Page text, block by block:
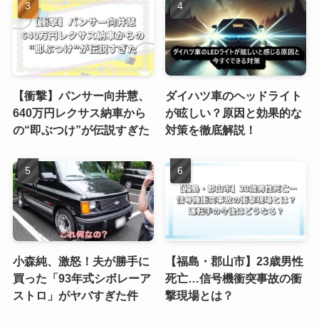
【衝撃】パンサー向井慧、
640万円レクサス納車から
の“即ぶつけ”が伝説すぎた
ダイハツ車のヘッドライト
が眩しい？原因と効果的な
対策を徹底解説！
小森純、激怒！夫が勝手に
買った「93年式シボレーア
ストロ」がヤバすぎた件
【福島・郡山市】23歳男性
死亡…信号機衝突事故の衝
撃現場とは？